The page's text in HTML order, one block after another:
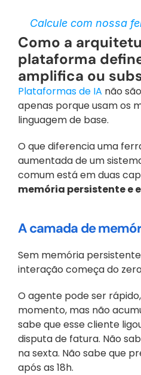
Calcule com nossa
Como a
plataforma
amplifica ou
Plataformas de IA não
apenas porque usam os
linguagem de base.
O que diferencia uma
aumentada de um
memória persistente e
A camada de
Sem memória
interação começa do
O agente pode ser
momento, mas não
sabe que esse cliente
disputa de fatura. Não
na sexta. Não sabe que
após as 18h.